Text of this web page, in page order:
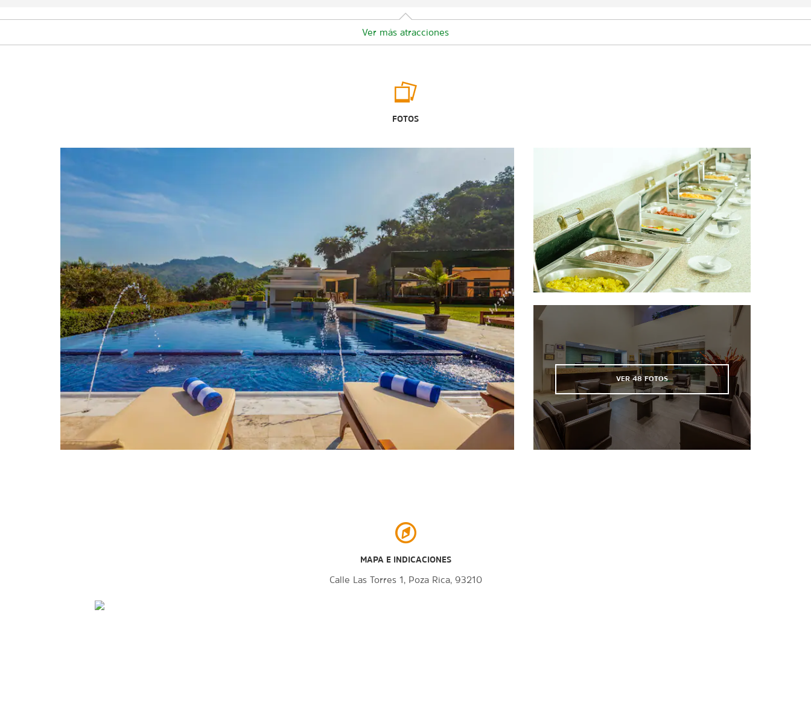
Ver más atracciones
Museo Teodoro Cano
Pirámide de los Nichos
Sitio Arqueológico Yohualichan
Iglesia de Nuestra Señora de la
Asunción
Universidad del Golfo de México
Universidad de Oriente Poza Rica
Universidad Veracruzana
Aire libre y Recreación
Ecológica
Cascada las Hamacas
La Escondida EcoParque de
Aventura
Parque de las Américas
Parque Téllez
Deportes y Entretenimiento
Campo el Maracaná
Festival Cumbre Tajín
Fiestas del Petróleo
Estadio 18 de Marzo
Estadio Jara Corona
FOTOS
VER48FOTOS
MAPA E INDICACIONES
Calle Las Torres 1, Poza Rica, 93210